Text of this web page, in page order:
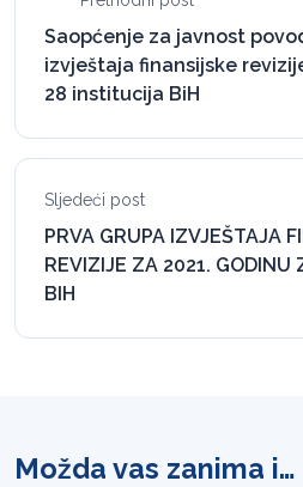
Saopćenje za javnost
izvještaja finansijske
28 institucija BiH
Sljedeći post
PRVA GRUPA IZVJEŠTAJA
REVIZIJE ZA 2021. GODINU
BIH
Možda vas zanima i…